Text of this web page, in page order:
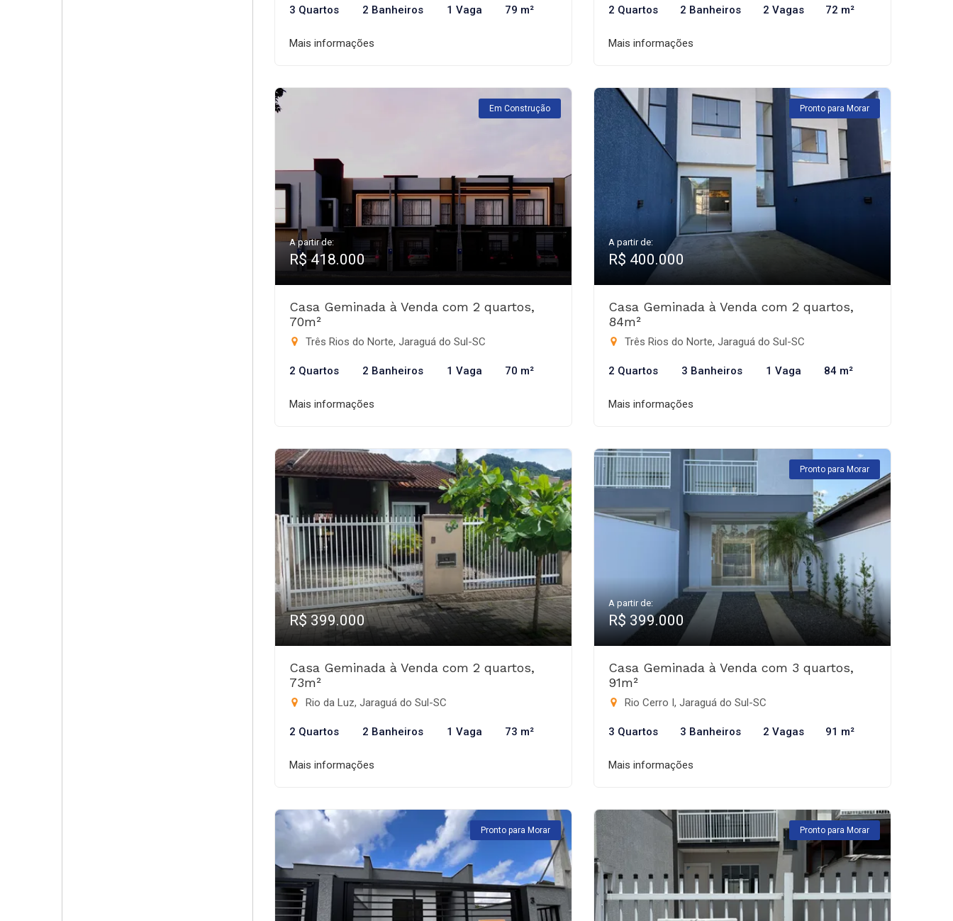
3 Quartos 2 Banheiros 1 Vaga 79 m²
Mais informações
2 Quartos 2 Banheiros 2 Vagas 72 m²
Mais informações
Em Construção
A partir de:
R$ 418.000
Casa Geminada à Venda com 2 quartos,
70m²
Três Rios do Norte, Jaraguá do Sul-SC
2 Quartos 2 Banheiros 1 Vaga 70 m²
Mais informações
Pronto para Morar
A partir de:
R$ 400.000
Casa Geminada à Venda com 2 quartos,
84m²
Três Rios do Norte, Jaraguá do Sul-SC
2 Quartos 3 Banheiros 1 Vaga 84 m²
Mais informações
R$ 399.000
Casa Geminada à Venda com 2 quartos,
73m²
Rio da Luz, Jaraguá do Sul-SC
2 Quartos 2 Banheiros 1 Vaga 73 m²
Mais informações
Pronto para Morar
A partir de:
R$ 399.000
Casa Geminada à Venda com 3 quartos,
91m²
Rio Cerro I, Jaraguá do Sul-SC
3 Quartos 3 Banheiros 2 Vagas 91 m²
Mais informações
Pronto para Morar Pronto para Morar